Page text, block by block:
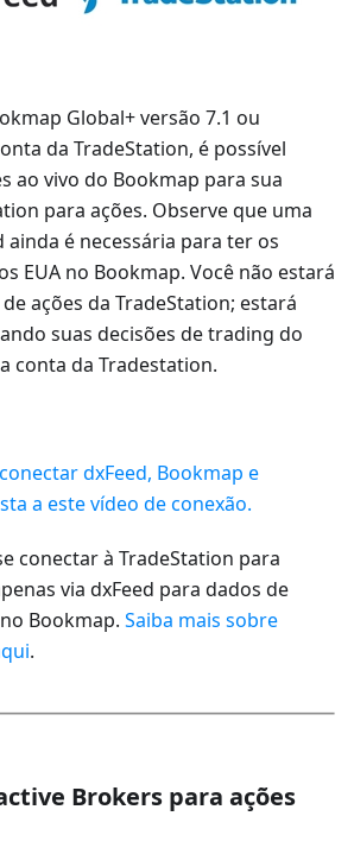
Global+ versão 7.1 ou
da TradeStation, é possível
ao vivo do Bookmap para sua
para ações. Observe que uma
ainda é necessária para ter os
EUA no Bookmap. Você não estará
ações da TradeStation; estará
suas decisões de trading do
conta da Tradestation.
dxFeed, Bookmap e
a este vídeo de conexão.
conectar à TradeStation para
via dxFeed para dados de
Bookmap. Saiba mais sobre
.
Brokers para ações